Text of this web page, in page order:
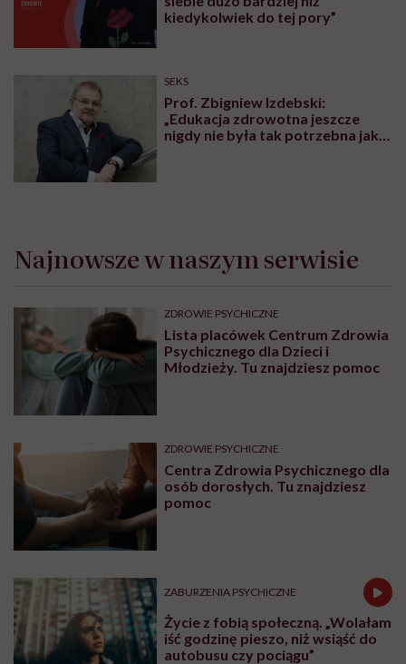
kiedykolwiek do tej pory”
SEKS
Prof. Zbigniew Izdebski:
„Edukacja zdrowotna jeszcze
nigdy nie była tak potrzebna jak
Najnowsze w naszym serwisie
ZDROWIE PSYCHICZNE
Lista placówek Centrum Zdrowia
Psychicznego dla Dzieci i
Młodzieży. Tu znajdziesz pomoc
ZDROWIE PSYCHICZNE
Centra Zdrowia Psychicznego dla
osób dorosłych. Tu znajdziesz
pomoc
ZABURZENIA PSYCHICZNE
Życie z fobią społeczną. „Wolałam
iść godzinę pieszo, niż wsiąść do
autobusu czy pociągu”